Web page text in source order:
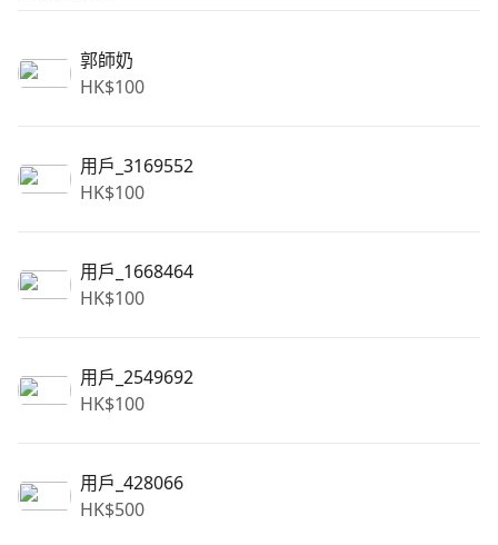
郭師奶
HK$100
用戶_3169552
HK$100
用戶_1668464
HK$100
用戶_2549692
HK$100
用戶_428066
HK$500